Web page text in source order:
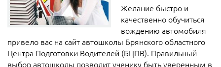
Желание быстро и
качественно обучиться
вождению автомобиля
привело вас на сайт автошколы Брянского областного
Центра Подготовки Водителей (БЦПВ). Правильный
выбор автошколы позволит ученику быть уверенным в